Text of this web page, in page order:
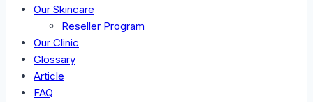
Our Skincare
Reseller Program
Our Clinic
Glossary
Article
FAQ